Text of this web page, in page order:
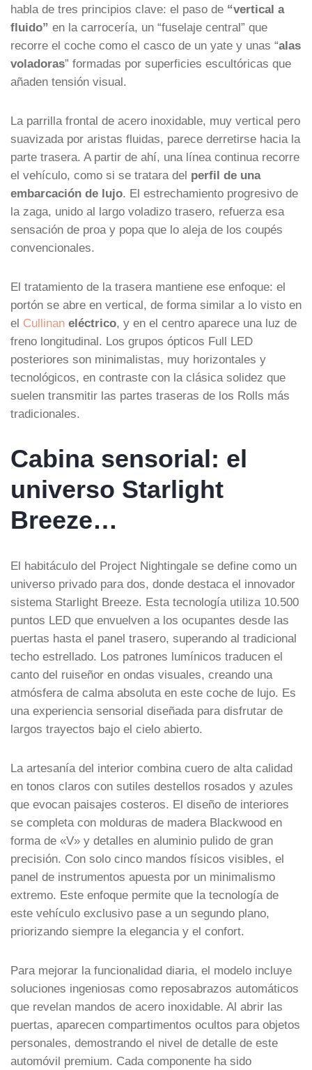
habla de tres principios clave: el paso de “vertical a
fluido” en la carrocería, un “fuselaje central” que
recorre el coche como el casco de un yate y unas “alas
voladoras” formadas por superficies escultóricas que
añaden tensión visual.
La parrilla frontal de acero inoxidable, muy vertical pero
suavizada por aristas fluidas, parece derretirse hacia la
parte trasera. A partir de ahí, una línea continua recorre
el vehículo, como si se tratara del perfil de una
embarcación de lujo. El estrechamiento progresivo de
la zaga, unido al largo voladizo trasero, refuerza esa
sensación de proa y popa que lo aleja de los coupés
convencionales.
El tratamiento de la trasera mantiene ese enfoque: el
portón se abre en vertical, de forma similar a lo visto en
el Cullinan eléctrico, y en el centro aparece una luz de
freno longitudinal. Los grupos ópticos Full LED
posteriores son minimalistas, muy horizontales y
tecnológicos, en contraste con la clásica solidez que
suelen transmitir las partes traseras de los Rolls más
tradicionales.
Cabina sensorial: el
universo Starlight
Breeze…
El habitáculo del Project Nightingale se define como un
universo privado para dos, donde destaca el innovador
sistema Starlight Breeze. Esta tecnología utiliza 10.500
puntos LED que envuelven a los ocupantes desde las
puertas hasta el panel trasero, superando al tradicional
techo estrellado. Los patrones lumínicos traducen el
canto del ruiseñor en ondas visuales, creando una
atmósfera de calma absoluta en este coche de lujo. Es
una experiencia sensorial diseñada para disfrutar de
largos trayectos bajo el cielo abierto.
La artesanía del interior combina cuero de alta calidad
en tonos claros con sutiles destellos rosados y azules
que evocan paisajes costeros. El diseño de interiores
se completa con molduras de madera Blackwood en
forma de «V» y detalles en aluminio pulido de gran
precisión. Con solo cinco mandos físicos visibles, el
panel de instrumentos apuesta por un minimalismo
extremo. Este enfoque permite que la tecnología de
este vehículo exclusivo pase a un segundo plano,
priorizando siempre la elegancia y el confort.
Para mejorar la funcionalidad diaria, el modelo incluye
soluciones ingeniosas como reposabrazos automáticos
que revelan mandos de acero inoxidable. Al abrir las
puertas, aparecen compartimentos ocultos para objetos
personales, demostrando el nivel de detalle de este
automóvil premium. Cada componente ha sido